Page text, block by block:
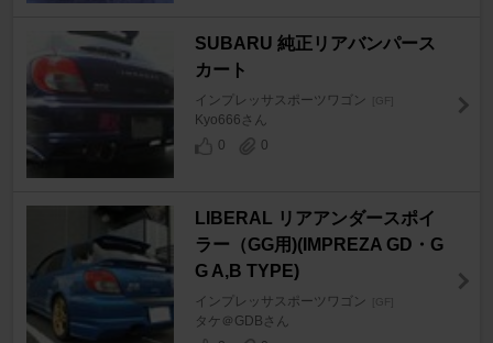
SUBARU 純正リアバンパース
カート
インプレッサスポーツワゴン [GF]
Kyo666さん
0
0
LIBERAL リアアンダースポイ
ラー（GG用)(IMPREZA GD・G
G A,B TYPE)
インプレッサスポーツワゴン [GF]
タケ＠GDBさん